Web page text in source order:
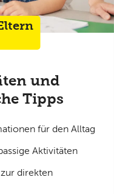
und
Tipps
für den Alltag
Aktivitäten
direkten